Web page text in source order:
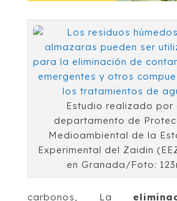
Estudio realizado por
departamento de
Medioambiental de la
Experimental del Zaidin
en Granada/Foto:
carbonos, La